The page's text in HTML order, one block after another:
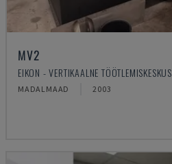
MV2
EIKON - VERTIKAALNE TÖÖTLEMISKESKUS
MADALMAAD 2003